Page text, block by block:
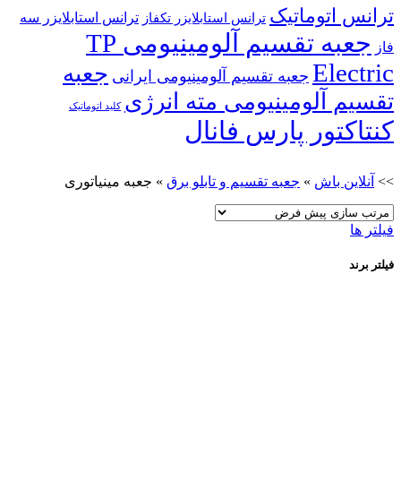
ترانس اتوماتیک ترانس استابلایزر تکفاز ترانس استابلایزر سه
فاز
جعبه تقسیم آلومینیومی TP
Electric جعبه تقسیم آلومینیومی ایرانی جعبه
تقسیم آلومینیومی مته انرژی کلید اتوماتیک
کنتاکتور پارس فانال
>> آنلاین باش » جعبه تقسیم و تابلو برق » جعبه مینیاتوری
فیلتر ها
فیلتر برند